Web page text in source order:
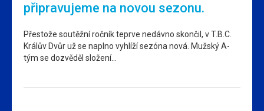
připravujeme na novou sezonu.
Přestože soutěžní ročník teprve nedávno skončil, v T.B.C.
Králův Dvůr už se naplno vyhlíží sezóna nová. Mužský A-
tým se dozvěděl složení…